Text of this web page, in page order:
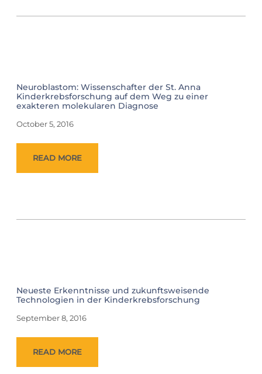
Neuroblastom: Wissenschafter der St. Anna
Kinderkrebsforschung auf dem Weg zu einer
exakteren molekularen Diagnose
October 5, 2016
READ MORE
Neueste Erkenntnisse und zukunftsweisende
Technologien in der Kinderkrebsforschung
September 8, 2016
READ MORE